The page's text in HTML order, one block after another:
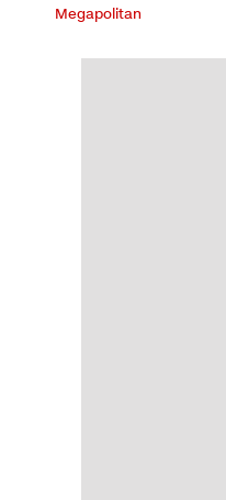
Megapolitan